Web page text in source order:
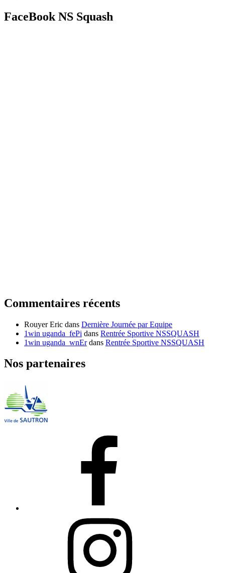
FaceBook NS Squash
Commentaires récents
Rouyer Eric dans Dernière Journée par Equipe
1win uganda_fePi dans Rentrée Sportive NSSQUASH
1win uganda_wnErdans Rentrée Sportive NSSQUASH
Nos partenaires